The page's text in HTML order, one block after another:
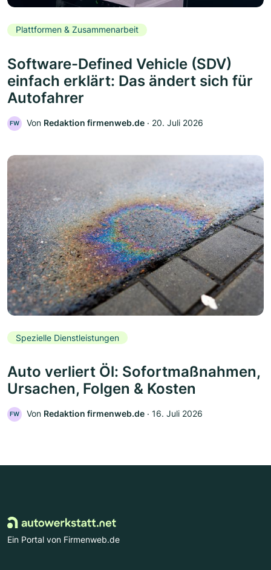
Plattformen & Zusammenarbeit
Software-Defined Vehicle (SDV)
einfach erklärt: Das ändert sich für
Autofahrer
FW Von Redaktion firmenweb.de ‧ 20. Juli 2026
Spezielle Dienstleistungen
Auto verliert Öl: Sofortmaßnahmen,
Ursachen, Folgen & Kosten
FW Von Redaktion firmenweb.de ‧ 16. Juli 2026
Ein Portal von Firmenweb.de